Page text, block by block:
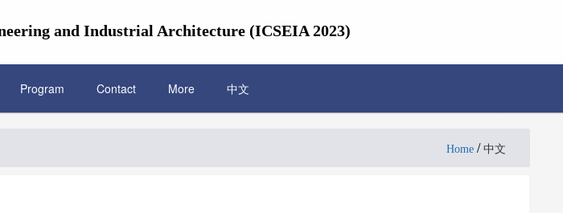
and Industrial Architecture (ICSEIA 2023)
Program Contact More 中文
Home / 中文